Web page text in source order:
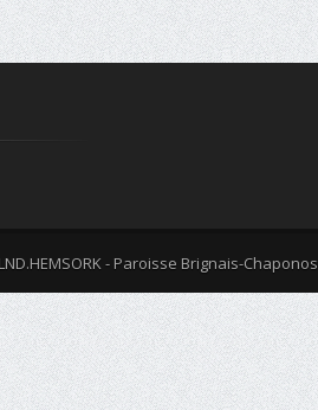
- Paroisse Brignais-